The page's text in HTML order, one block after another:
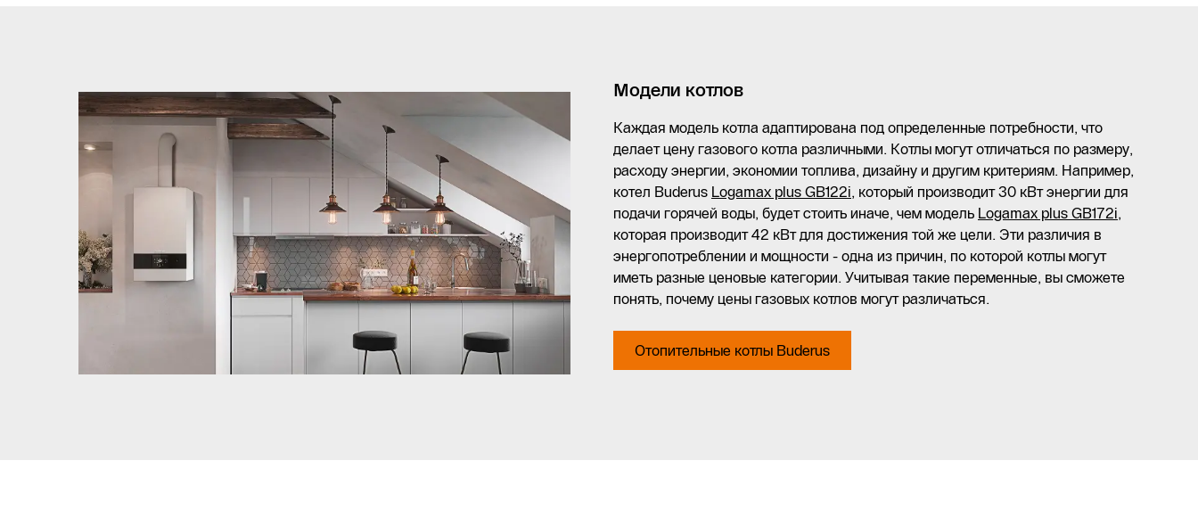
Модели котлов
Каждая модель котла адаптирована под определенные потребности, что
делает цену газового котла различными. Котлы могут отличаться по размеру,
расходу энергии, экономии топлива, дизайну и другим критериям. Например,
котел Buderus Logamax plus GB122i, который производит 30 кВт энергии для
подачи горячей воды, будет стоить иначе, чем модель Logamax plus GB172i,
которая производит 42 кВт для достижения той же цели. Эти различия в
энергопотреблении и мощности - одна из причин, по которой котлы могут
иметь разные ценовые категории. Учитывая такие переменные, вы сможете
понять, почему цены газовых котлов могут различаться.
Отопительные котлы Buderus